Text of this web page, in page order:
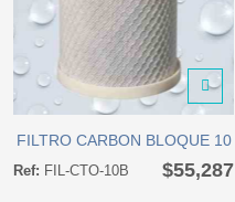
FILTRO CARBON BLOQUE 10
Ref: FIL-CTO-10B $55,287